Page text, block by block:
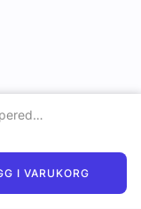
Belkin ScreenForce Pro TemperedGlass Screen Protection till iPad Air 11 M2, M3 - Maskinglas
I VARUKORG